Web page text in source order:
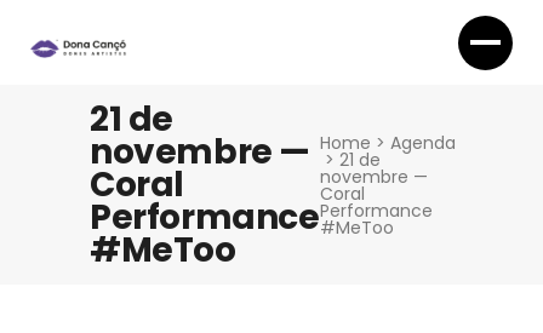
21 de
novembre —
Coral
Performance
#MeToo
Home > Agenda
> 21 de
novembre —
Coral
Performance
#MeToo